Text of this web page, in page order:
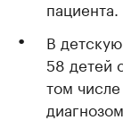
пациента.
В
58 детей
том